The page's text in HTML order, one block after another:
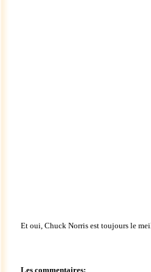
Et oui, Chuck Norris est toujours le
Les commentaires: